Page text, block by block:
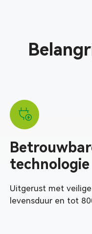
technologie
Uitgerust met
levensduur en tot